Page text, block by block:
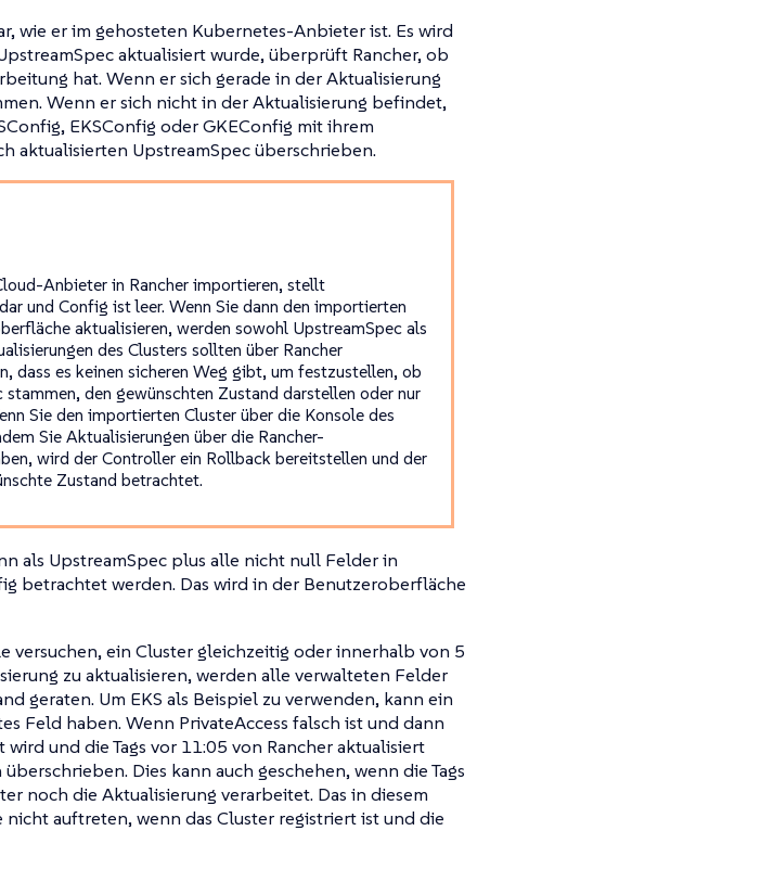
wie er im gehosteten Kubernetes-Anbieter ist. Es wird
aktualisiert wurde, überprüft Rancher, ob
hat. Wenn er sich gerade in der Aktualisierung
Wenn er sich nicht in der Aktualisierung befindet,
EKSConfig oder GKEConfig mit ihrem
aktualisierten UpstreamSpec überschrieben.
Anbieter in Rancher importieren, stellt
und Config ist leer. Wenn Sie dann den importierten
aktualisieren, werden sowohl UpstreamSpec als
des Clusters sollten über Rancher
dass es keinen sicheren Weg gibt, um festzustellen, ob
den gewünschten Zustand darstellen oder nur
Sie den importierten Cluster über die Konsole des
Sie Aktualisierungen über die Rancher-
wird der Controller ein Rollback bereitstellen und der
Zustand betrachtet.
als UpstreamSpec plus alle nicht null Felder in
betrachtet werden. Das wird in der Benutzeroberfläche
versuchen, ein Cluster gleichzeitig oder innerhalb von 5
zu aktualisieren, werden alle verwalteten Felder
geraten. Um EKS als Beispiel zu verwenden, kann ein
Feld haben. Wenn PrivateAccess falsch ist und dann
und die Tags vor 11:05 von Rancher aktualisiert
Dies kann auch geschehen, wenn die Tags
noch die Aktualisierung verarbeitet. Das in diesem
auftreten, wenn das Cluster registriert ist und die